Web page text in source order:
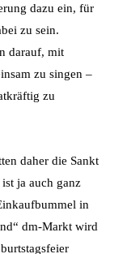
dazu ein, für
zu sein.
darauf, mit
zu singen –
zu
daher die Sankt
ja auch ganz
in
dm-Markt wird